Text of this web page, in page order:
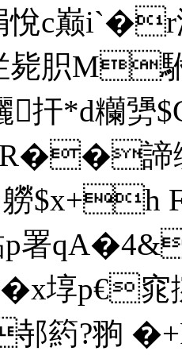
悅c巅
胑M
扞*d糷勥
諦缋
軂
署qA�4&
埻p€窕
箹?翑